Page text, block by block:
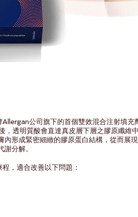
公司旗下的首個雙效混合注射填
透明質酸會直達真皮層下層之膠原纖維
內形成緊密細緻的膠原蛋白結構，從而
分解。
，適合改善以下問題：